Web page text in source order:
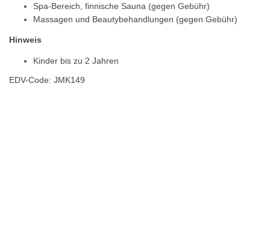
Spa-Bereich, finnische Sauna (gegen Gebühr)
Massagen und Beautybehandlungen (gegen Gebühr)
Hinweis
Kinder bis zu 2 Jahren
EDV-Code: JMK149